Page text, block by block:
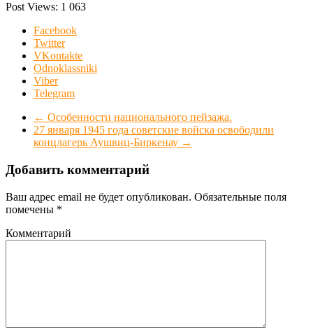
Post Views: 1 063
Facebook
Twitter
VKontakte
Odnoklassniki
Viber
Telegram
← Особенности национального пейзажа.
27 января 1945 года советские войска освободили
концлагерь Аушвиц-Биркенау →
Добавить комментарий
Ваш адрес email не будет опубликован. Обязательные поля
помечены *
Комментарий